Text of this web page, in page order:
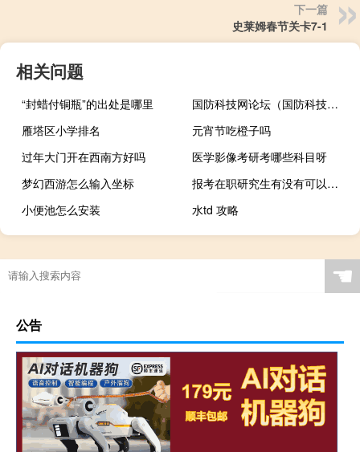
下一篇
史莱姆春节关卡7-1
相关问题
“封蜡付铜瓶”的出处是哪里
国防科技网论坛（国防科技网）
雁塔区小学排名
元宵节吃橙子吗
过年大门开在西南方好吗
医学影像考研考哪些科目呀
梦幻西游怎么输入坐标
报考在职研究生有没有可以免试入学的哪种
小便池怎么安装
水td 攻略
☚
公告